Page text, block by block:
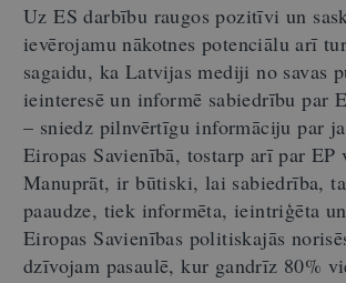
Uz ES darbību raugos pozitīvi un
ievērojamu nākotnes potenciālu arī
sagaidu, ka Latvijas mediji no savas
ieinteresē un informē sabiedrību par
– sniedz pilnvērtīgu informāciju par
Eiropas Savienībā, tostarp arī par EP
Manuprāt, ir būtiski, lai sabiedrība,
paaudze, tiek informēta, ieintriģēta
Eiropas Savienības politiskajās
dzīvojam pasaulē, kur gandrīz 80%